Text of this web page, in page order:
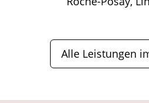
Alle Leistungen